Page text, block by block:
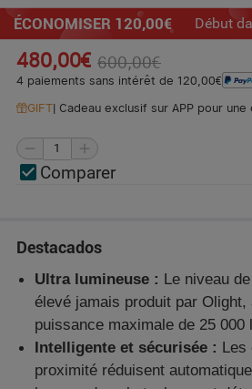
ÉCONOMISER 120,00€ Début
480,00€ 600,00€
4 paiements sans intérêt de 120,00€
GIFT| Cadeau exclusif sur APP pour une
Comparer
Destacados
Ultra lumineuse : Le niveau
élevé jamais produit par Olight,
puissance maximale de 25 000
Intelligente et sécurisée : Les
proximité réduisent